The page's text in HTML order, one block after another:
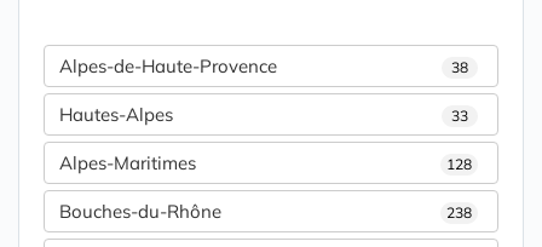
Alpes-de-Haute-Provence 38
Hautes-Alpes 33
Alpes-Maritimes 128
Bouches-du-Rhône 238